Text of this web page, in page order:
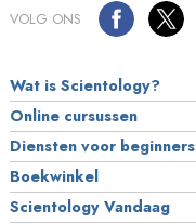
VOLG ONS
Wat is Scientology?
Online cursussen
Diensten voor beginners
Boekwinkel
Scientology Vandaag